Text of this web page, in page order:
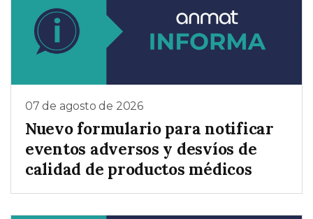
07 de agosto de 2026
Nuevo formulario para notificar
eventos adversos y desvíos de
calidad de productos médicos